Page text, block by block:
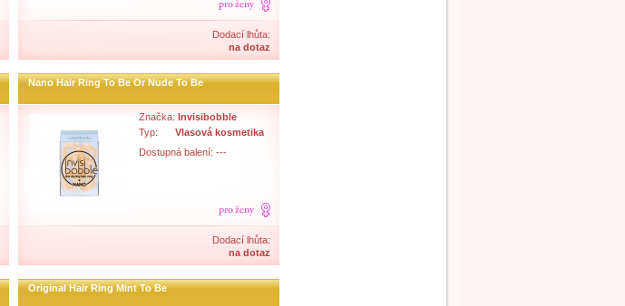
Dodací lhůta:
na dotaz
Nano Hair Ring To Be Or Nude To Be
Značka: Invisibobble
Typ:
Vlasová kosmetika
Dostupná balení: ---
Dodací lhůta:
na dotaz
Original Hair Ring Mint To Be